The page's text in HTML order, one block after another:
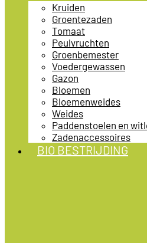
Kruiden
Groentezaden
Tomaat
Peulvruchten
Groenbemester
Voedergewassen
Gazon
Bloemen
Bloemenweides
Weides
Paddenstoelen en
Zadenaccessoires
BIO BESTRIJDING